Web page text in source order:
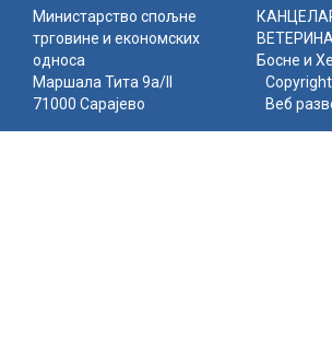
Министарство спољне
трговине и економских
односа
Босне и
Маршала Тита 9а/II
71000 Сарајево
Веб